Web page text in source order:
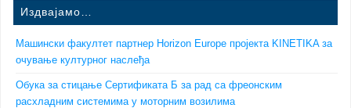
Издвајамо…
Машински факултет партнер Horizon Europe пројекта KINETIKA за
очување културног наслеђа
Обука за стицање Сертификата Б за рад са фреонским
расхладним системима у моторним возилима